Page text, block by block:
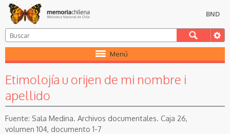
BND
Menú
Etimolojía u orijen de mi nombre i
apellido
Sala Medina. Archivos documentales. Caja 26,
volumen 104, documento 1-7